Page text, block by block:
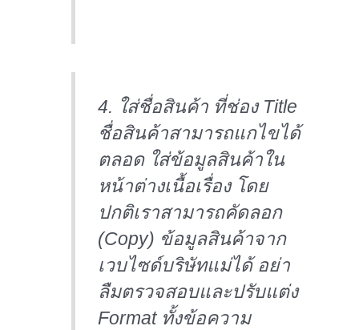
4. ใส่ชื่อสินค้า ที่ช่อง Title
ชื่อสินค้าสามารถแกไขได้
ตลอด ใส่ข้อมูลสินค้าใน
หน้าต่างเนื้อเรื่อง โดย
ปกติเราสามารถคัดลอก
(Copy) ข้อมูลสินค้าจาก
เวบไซด์บริษัทแม่ได้ อย่า
ลืมตรวจสอบและปรับแต่ง
Format ทั้งข้อความ